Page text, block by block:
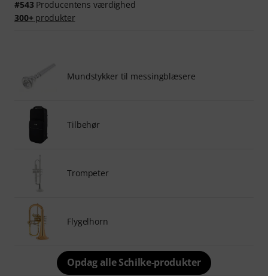
#543Producentens værdighed
300+produkter
Mundstykker til messingblæsere
Tilbehør
Trompeter
Flygelhorn
Opdag alle Schilke-produkter